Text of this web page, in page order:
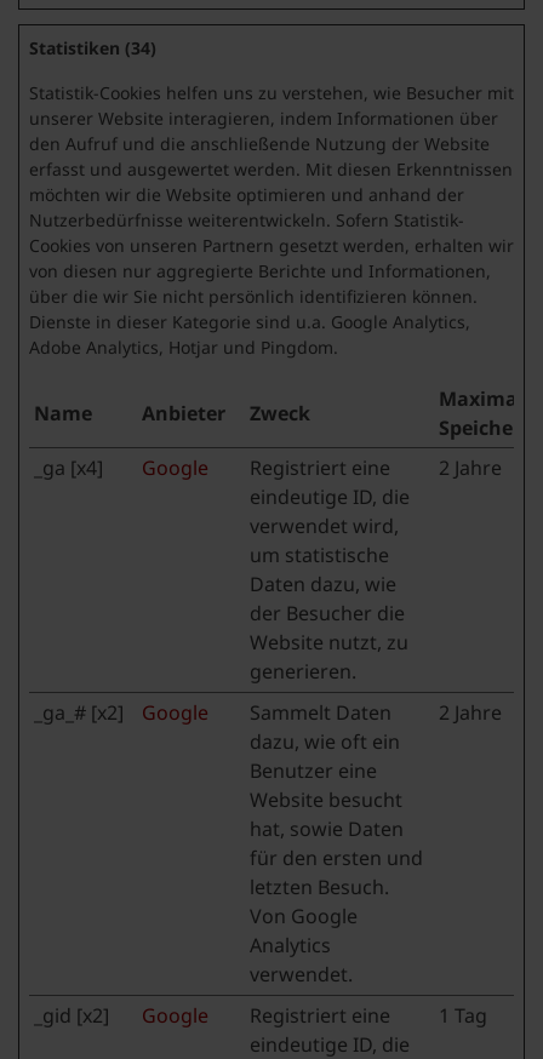
Statistiken (34)
Statistik-Cookies helfen uns zu verstehen, wie Besucher mit
unserer Website interagieren, indem Informationen über
den Aufruf und die anschließende Nutzung der Website
erfasst und ausgewertet werden. Mit diesen Erkenntnissen
möchten wir die Website optimieren und anhand der
Nutzerbedürfnisse weiterentwickeln. Sofern Statistik-
Cookies von unseren Partnern gesetzt werden, erhalten wir
von diesen nur aggregierte Berichte und Informationen,
über die wir Sie nicht persönlich identifizieren können.
Dienste in dieser Kategorie sind u.a. Google Analytics,
Adobe Analytics, Hotjar und Pingdom.
Name Anbieter Zweck
Maximale
_ga [x4]
Google
Registriert eine
eindeutige ID, die
verwendet wird,
um statistische
Daten dazu, wie
der Besucher die
Website nutzt, zu
generieren.
2 Jahre
_ga_# [x2] Google
Sammelt Daten
dazu, wie oft ein
Benutzer eine
Website besucht
hat, sowie Daten
für den ersten und
letzten Besuch.
Von Google
Analytics
verwendet.
2 Jahre
_gid [x2] Google
Registriert eine
eindeutige ID, die
1 Tag